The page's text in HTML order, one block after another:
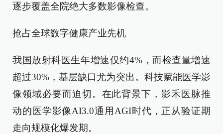
逐步覆盖全院绝大多数影像检查。
抢占全球数字健康产业先机
我国放射科医生年增速仅约4%，而检查量增速
超过30%，基层缺口尤为突出。科技赋能医学影
像领域必要而迫切。在此背景下，影禾医脉推
动的医学影像AI3.0通用AGI时代，正从验证期
走向规模化爆发期。